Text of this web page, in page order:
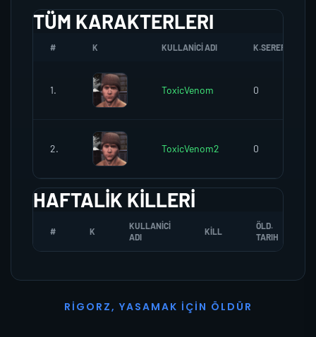
TÜM KARAKTERLERI
# K KULLANICI ADI K.SEREFI
1. ToxicVenom 0
2. ToxicVenom2 0
HAFTALIK KILLERI
# K
KULLANICI
ADI
KILL
ÖLD.
TARIH
R I G O R Z, YASAMAK İ ÇI N Ö L D Ü R